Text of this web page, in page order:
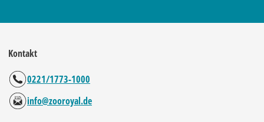
Kontakt
0221/1773-1000
info@zooroyal.de